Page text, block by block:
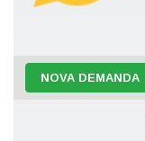
NOVA DEMANDA